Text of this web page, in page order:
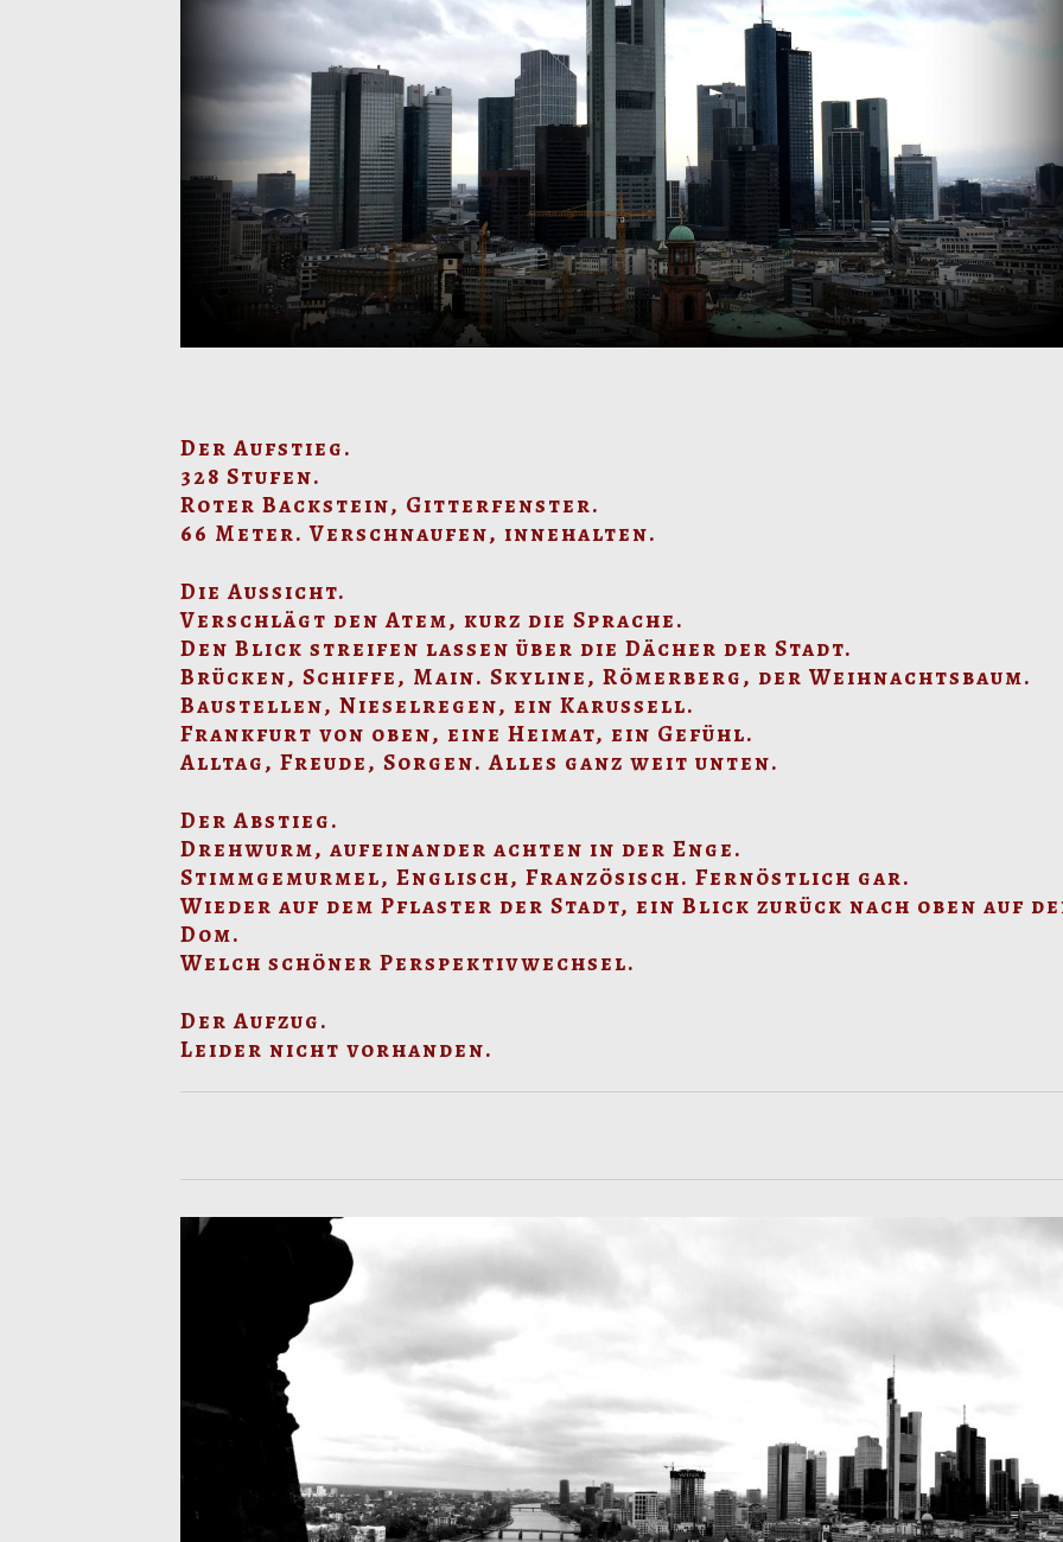
Der Aufstieg.
328 Stufen.
Roter Backstein, Gitterfenster.
66 Meter. Verschnaufen, innehalten.
Die Aussicht.
Verschlägt den Atem, kurz die Sprache.
Den Blick streifen lassen über die Dächer der Stadt.
Brücken, Schiffe, Main. Skyline, Römerberg, der Weihnachtsbaum.
Baustellen, Nieselregen, ein Karussell.
Frankfurt von oben, eine Heimat, ein Gefühl.
Alltag, Freude, Sorgen. Alles ganz weit unten.
Der Abstieg.
Drehwurm, aufeinander achten in der Enge.
Stimmgemurmel, Englisch, Französisch. Fernöstlich gar.
Wieder auf dem Pflaster der Stadt, ein Blick zurück nach oben auf
Dom.
Welch schöner Perspektivwechsel.
Der Aufzug.
Leider nicht vorhanden.